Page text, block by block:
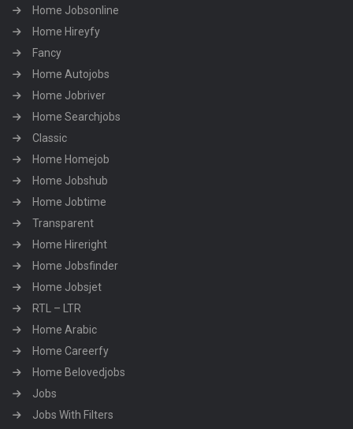
Home Jobsonline
Home Hireyfy
Fancy
Home Autojobs
Home Jobriver
Home Searchjobs
Classic
Home Homejob
Home Jobshub
Home Jobtime
Transparent
Home Hireright
Home Jobsfinder
Home Jobsjet
RTL – LTR
Home Arabic
Home Careerfy
Home Belovedjobs
Jobs
Jobs With Filters